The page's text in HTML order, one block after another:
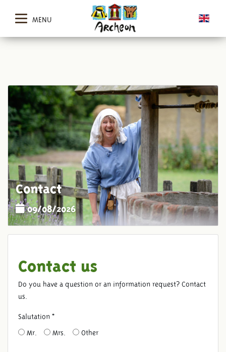
MENU
Contact
09/08/2026
Contact us
Do you have a question or an information request? Contact
us.
Salutation *
Mr.
Mrs. Other